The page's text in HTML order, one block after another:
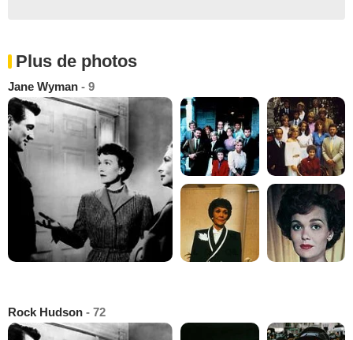
Plus de photos
Jane Wyman - 9
Rock Hudson - 72